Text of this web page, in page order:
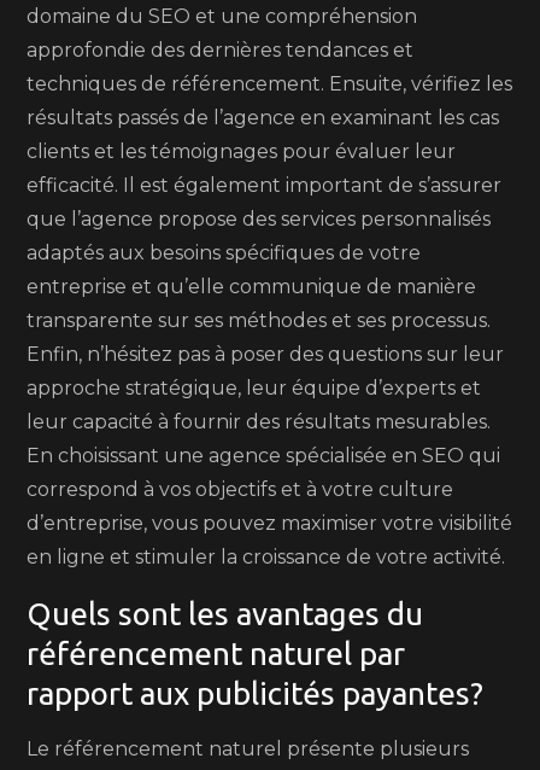
domaine du SEO et une compréhension
approfondie des dernières tendances et
techniques de référencement. Ensuite, vérifiez les
résultats passés de l’agence en examinant les cas
clients et les témoignages pour évaluer leur
efficacité. Il est également important de s’assurer
que l’agence propose des services personnalisés
adaptés aux besoins spécifiques de votre
entreprise et qu’elle communique de manière
transparente sur ses méthodes et ses processus.
Enfin, n’hésitez pas à poser des questions sur leur
approche stratégique, leur équipe d’experts et
leur capacité à fournir des résultats mesurables.
En choisissant une agence spécialisée en SEO qui
correspond à vos objectifs et à votre culture
d’entreprise, vous pouvez maximiser votre visibilité
en ligne et stimuler la croissance de votre activité.
Quels sont les avantages du
référencement naturel par
rapport aux publicités payantes?
Le référencement naturel présente plusieurs